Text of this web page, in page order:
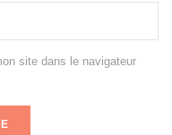
site dans le navigateur